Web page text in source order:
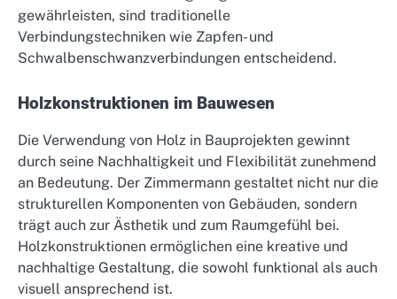
gewährleisten, sind traditionelle
Verbindungstechniken wie Zapfen- und
Schwalbenschwanzverbindungen entscheidend.
Holzkonstruktionen im Bauwesen
Die Verwendung von Holz in Bauprojekten gewinnt
durch seine Nachhaltigkeit und Flexibilität zunehmend
an Bedeutung. Der Zimmermann gestaltet nicht nur die
strukturellen Komponenten von Gebäuden, sondern
trägt auch zur Ästhetik und zum Raumgefühl bei.
Holzkonstruktionen ermöglichen eine kreative und
nachhaltige Gestaltung, die sowohl funktional als auch
visuell ansprechend ist.